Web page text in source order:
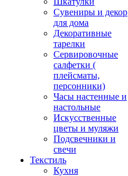
Сувениры и декор
для дома
Декоративные
тарелки
Сервировочные
салфетки (
плейсматы,
персонники)
Часы настенные и
настольные
Искусственные
цветы и муляжи
Подсвечники и
свечи
Текстиль
Кухня